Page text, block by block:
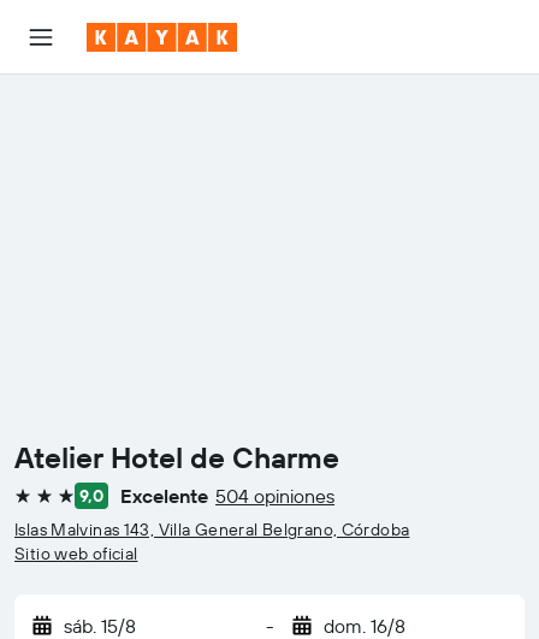
Atelier Hotel de Charme
3 estrellas
9,0 Excelente 504 opiniones
Islas Malvinas 143, Villa General Belgrano, Córdoba
Sitio web oficial
sáb. 15/8 - dom. 16/8